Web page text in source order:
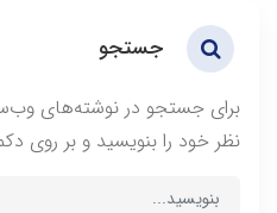
جستجو
برای جستجو در نوشته‌های
نظر خود را بنویسید و بر روی